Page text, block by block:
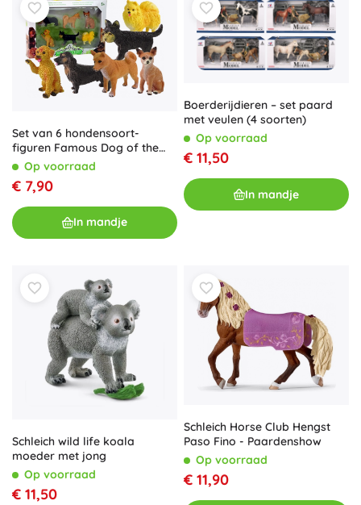
Set van 6 hondensoort-
figuren Famous Dog of the
World
Op voorraad
€ 7,90
In mandje
Boerderijdieren – set paard
met veulen (4 soorten)
Op voorraad
€ 11,50
In mandje
Schleich wild life koala
moeder met jong
Op voorraad
€ 11,50
Schleich Horse Club Hengst
Paso Fino - Paardenshow
Op voorraad
€ 11,90